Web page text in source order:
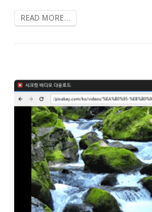
READ MORE...